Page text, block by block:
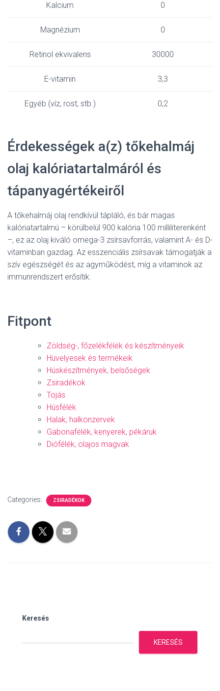
Kalcium 0
Magnézium 0
Retinol ekvivalens 30000
E-vitamin 3,3
Egyéb (víz, rost, stb.) 0,2
Érdekességek a(z) tőkehalmáj
olaj kalóriatartalmáról és
tápanyagértékeiről
A tőkehalmáj olaj rendkívül tápláló, és bár magas
kalóriatartalmú – körülbelül 900 kalória 100 milliliterenként
–, ez az olaj kiváló omega-3 zsírsavforrás, valamint A- és D-
vitaminban gazdag. Az esszenciális zsírsavak támogatják a
szív egészségét és az agyműködést, míg a vitaminok az
immunrendszert erősítik.
Fitpont
Zöldség-, főzelékfélék és készítményeik
Hüvelyesek és termékeik
Húskészítmények, belsőségek
Zsiradékok
Tojás
Húsfélék
Halak, halkonzervek
Gabonafélék, kenyerek, pékáruk
Diófélék, olajos magvak
Categories: ZSIRADÉKOK
Keresés
KERESÉS